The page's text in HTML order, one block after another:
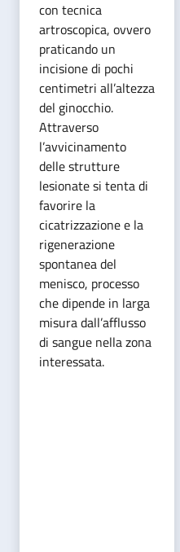
con tecnica
artroscopica, ovvero
praticando un
incisione di pochi
centimetri all’altezza
del ginocchio.
Attraverso
l’avvicinamento
delle strutture
lesionate si tenta di
favorire la
cicatrizzazione e la
rigenerazione
spontanea del
menisco, processo
che dipende in larga
misura dall’afflusso
di sangue nella zona
interessata.